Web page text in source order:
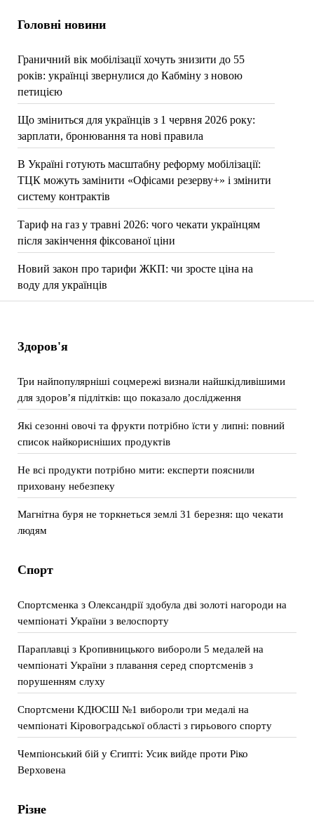
Головні новини
Граничний вік мобілізації хочуть знизити до 55
років: українці звернулися до Кабміну з новою
петицією
Що зміниться для українців з 1 червня 2026 року:
зарплати, бронювання та нові правила
В Україні готують масштабну реформу мобілізації:
ТЦК можуть замінити «Офісами резерву+» і змінити
систему контрактів
Тариф на газ у травні 2026: чого чекати українцям
після закінчення фіксованої ціни
Новий закон про тарифи ЖКП: чи зросте ціна на
воду для українців
Здоров'я
Три найпопулярніші соцмережі визнали найшкідливішими
для здоров’я підлітків: що показало дослідження
Які сезонні овочі та фрукти потрібно їсти у липні: повний
список найкорисніших продуктів
Не всі продукти потрібно мити: експерти пояснили
приховану небезпеку
Магнітна буря не торкнеться землі 31 березня: що чекати
людям
Спорт
Спортсменка з Олександрії здобула дві золоті нагороди на
чемпіонаті України з велоспорту
Параплавці з Кропивницького вибороли 5 медалей на
чемпіонаті України з плавання серед спортсменів з
порушенням слуху
Спортсмени КДЮСШ №1 вибороли три медалі на
чемпіонаті Кіровоградської області з гирьового спорту
Чемпіонський бій у Єгипті: Усик вийде проти Ріко
Верховена
Різне